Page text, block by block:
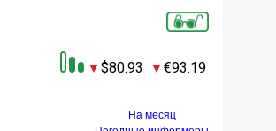
80.93 93.19
На месяц